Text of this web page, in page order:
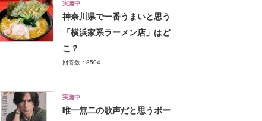
実施中
神奈川県で一番うまいと思う
「横浜家系ラーメン店」はど
こ？
回答数：8504
実施中
唯一無二の歌声だと思うボー